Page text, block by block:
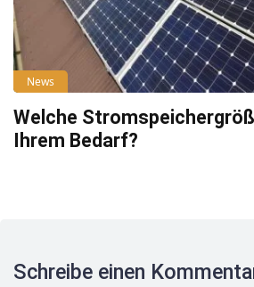
News
Welche
Ihrem Bedarf?
Schreibe einen